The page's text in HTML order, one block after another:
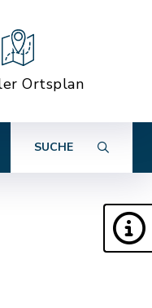
Ortsplan
SUCHE